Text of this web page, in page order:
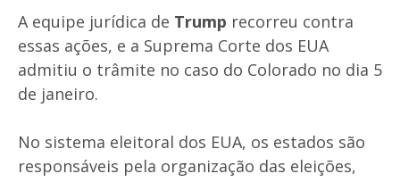
A equipe jurídica de Trump recorreu contra
essas ações, e a Suprema Corte dos EUA
admitiu o trâmite no caso do Colorado no dia 5
de janeiro.
No sistema eleitoral dos EUA, os estados são
responsáveis pela organização das eleições,